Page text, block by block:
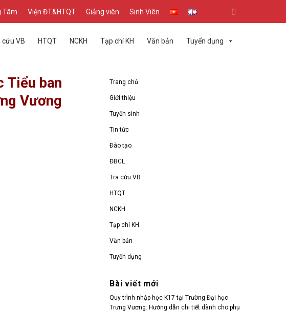
Tâm Viện ĐT&HTQT Giảng viên Sinh Viên
cứu VB HTQT NCKH Tạp chí KH Văn bản Tuyển dụng
Tiểu ban
Vương
Trang chủ
Giới thiệu
Tuyển sinh
Tin tức
Đào tạo
ĐBCL
Tra cứu VB
HTQT
NCKH
Tạp chí KH
Văn bản
Tuyển dụng
Bài viết mới
Quy trình nhập học K17 tại Trường Đại học
Trưng Vương: Hướng dẫn chi tiết dành cho phụ